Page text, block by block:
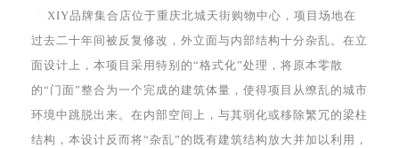
XIY品牌集合店位于重庆北城天街购物中心，项目场地在
过去二十年间被反复修改，外立面与内部结构十分杂乱。在立
面设计上，本项目采用特别的“格式化”处理，将原本零散
的“门面”整合为一个完成的建筑体量，使得项目从缭乱的城市
环境中跳脱出来。在内部空间上，与其弱化或移除繁冗的梁柱
结构，本设计反而将“杂乱”的既有建筑结构放大并加以利用，